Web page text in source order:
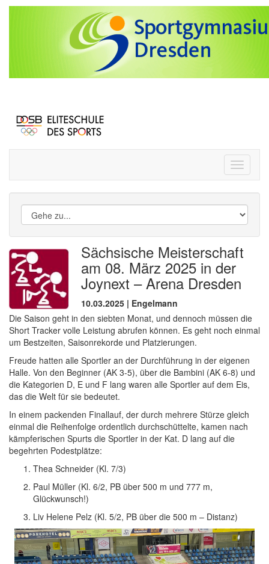
Toggle
Sächsische Meisterschaft
am 08. März 2025 in der
Joynext – Arena Dresden
10.03.2025 | Engelmann
Die Saison geht in den siebten Monat, und dennoch müssen die
Short Tracker volle Leistung abrufen können. Es geht noch einmal
um Bestzeiten, Saisonrekorde und Platzierungen.
Freude hatten alle Sportler an der Durchführung in der eigenen
Halle. Von den Beginner (AK 3-5), über die Bambini (AK 6-8) und
die Kategorien D, E und F lang waren alle Sportler auf dem Eis,
das die Welt für sie bedeutet.
In einem packenden Finallauf, der durch mehrere Stürze gleich
einmal die Reihenfolge ordentlich durchschüttelte, kamen nach
kämpferischen Spurts die Sportler in der Kat. D lang auf die
begehrten Podestplätze:
Thea Schneider (Kl. 7/3)
Paul Müller (Kl. 6/2, PB über 500 m und 777 m,
Glückwunsch!)
Liv Helene Pelz (Kl. 5/2, PB über die 500 m – Distanz)